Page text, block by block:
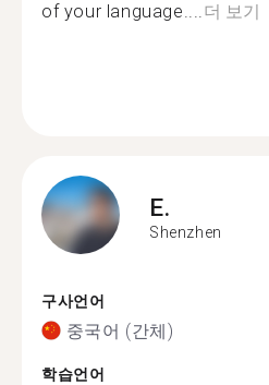
of your language....더 보기
E.
Shenzhen
구사언어
중국어 (간체)
학습언어